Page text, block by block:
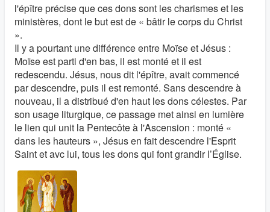
l'épître précise que ces dons sont les charismes et les
ministères, dont le but est de « bâtir le corps du Christ
».
Il y a pourtant une différence entre Moïse et Jésus :
Moïse est parti d'en bas, il est monté et il est
redescendu. Jésus, nous dit l'épître, avait commencé
par descendre, puis il est remonté. Sans descendre à
nouveau, il a distribué d'en haut les dons célestes. Par
son usage liturgique, ce passage met ainsi en lumière
le lien qui unit la Pentecôte à l'Ascension : monté «
dans les hauteurs », Jésus en fait descendre l'Esprit
Saint et avc lui, tous les dons qui font grandir l’Église.